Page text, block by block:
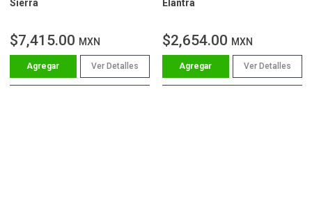
Sierra
$7,415.00 MXN
Ver Detalles
Elantra
$2,654.00 MXN
Ver Detalles